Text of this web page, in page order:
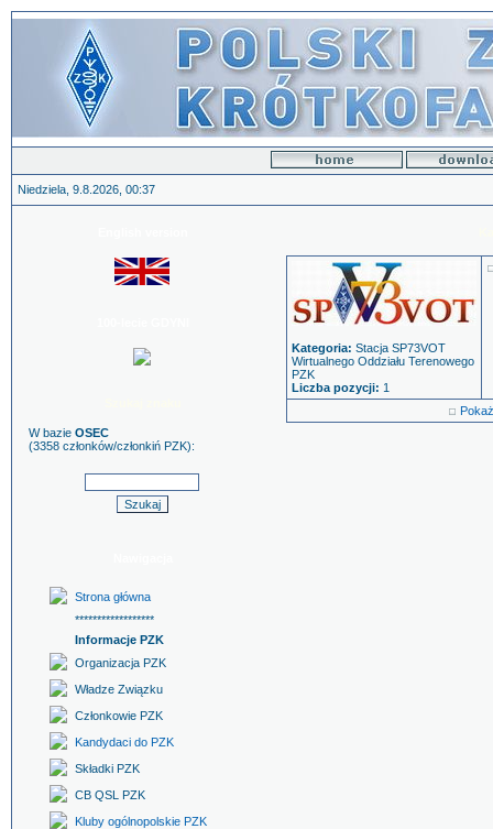
Niedziela, 9.8.2026, 00:37
W bazie OSEC
(3358 członków/członkiń PZK):
Strona główna
******************
Informacje PZK
Organizacja PZK
Władze Związku
Członkowie PZK
Kandydaci do PZK
Składki PZK
CB QSL PZK
Kluby ogólnopolskie PZK
Kategoria: Stacja SP73VOT
Wirtualnego Oddziału Terenowego
PZK
Liczba pozycji: 1